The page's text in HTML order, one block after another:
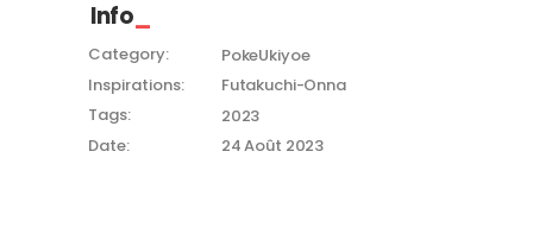
Info
Category:
PokeUkiyoe
Inspirations:
Futakuchi-Onna
Tags:
2023
Date:
24 Août 2023